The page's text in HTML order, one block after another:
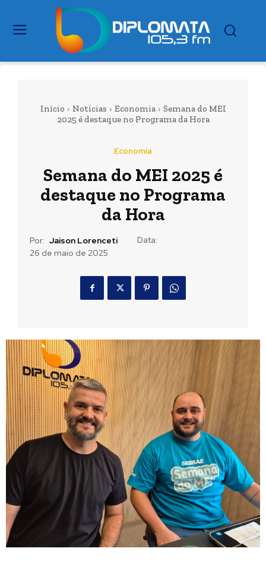
Início Notícias Economia
Semana do MEI
2025 é destaque no Programa da Hora
Economia
Semana do MEI 2025 é
destaque no Programa
da Hora
Por: Jaison Lorenceti
Data:
26 de maio de 2025